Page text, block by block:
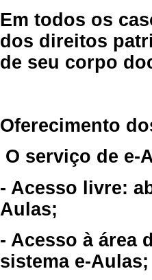
Em todos os
dos direitos
de seu corpo
Oferecimento
O serviço de e-
- Acesso livre:
Aulas;
- Acesso à área
sistema e-Aulas;